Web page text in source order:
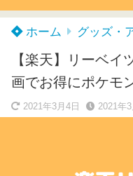
ホーム グッズ・
【楽天】リーベイ
画でお得にポケモ
2021年3月4日 2021年3